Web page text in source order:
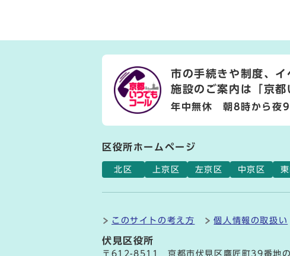
市の手続きや制度、イ
施設のご案内は
「京
年中無休 朝8時から夜9
区役所ホームページ
北区 上京区 左京区 中京区
このサイトの考え方 個人情報の取扱い
伏見区役所
〒612-8511 京都市伏見区鷹匠町39番地